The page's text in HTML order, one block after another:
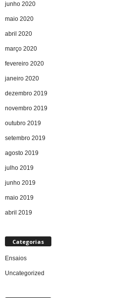
junho 2020
maio 2020
abril 2020
março 2020
fevereiro 2020
janeiro 2020
dezembro 2019
novembro 2019
outubro 2019
setembro 2019
agosto 2019
julho 2019
junho 2019
maio 2019
abril 2019
Categorias
Ensaios
Uncategorized